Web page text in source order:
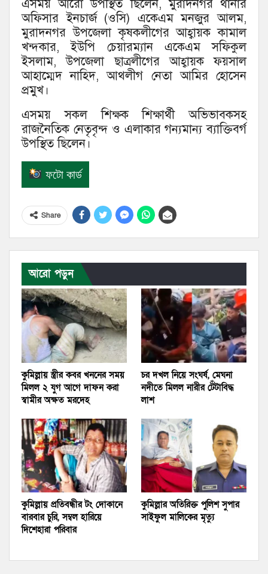
এসময় আরো উপস্থিত ছিলেন, মুরাদনগর থানার
অফিসার ইনচার্জ (ওসি) একেএম মনজুর আলম,
মুরাদনগর উপজেলা কৃষকলীগের আহ্বায়ক কামাল
খন্দকার, ইউপি চেয়ারম্যান একেএম সফিকুল
ইসলাম, উপজেলা ছাত্রলীগের আহ্বায়ক ফয়সাল
আহাম্মেদ নাহিদ, আথলীগ নেতা আমির হোসেন
প্রমুখ।
এসময় সকল শিক্ষক শিক্ষার্থী অভিভাবকসহ
রাজনৈতিক নেতৃবৃন্দ ও এলাকার গন্যমান্য ব্যাক্তিবর্গ
উপস্থিত ছিলেন।
ফটো কার্ড
Share
আরো পড়ুন
কুমিল্লায় স্ত্রীর কবর খননের সময়
মিলল ২ যুগ আগে দাফন করা
স্বামীর অক্ষত মরদেহ
চর দখল নিয়ে সংঘর্ষ, মেঘনা
নদীতে মিলল নারীর টেঁটাবিদ্ধ
লাশ
কুমিল্লায় প্রতিবন্ধীর টং দোকানে
বারবার চুরি, সম্বল হারিয়ে
দিশেহারা পরিবার
কুমিল্লার অতিরিক্ত পুলিশ সুপার
সাইফুল মালিকের মৃত্যু